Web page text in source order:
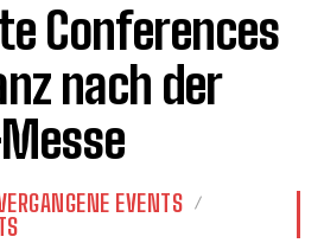
Conferences
nach der
EVENTS